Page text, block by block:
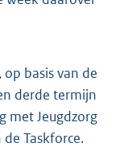
basis van de
derde termijn
met Jeugdzorg
Taskforce.